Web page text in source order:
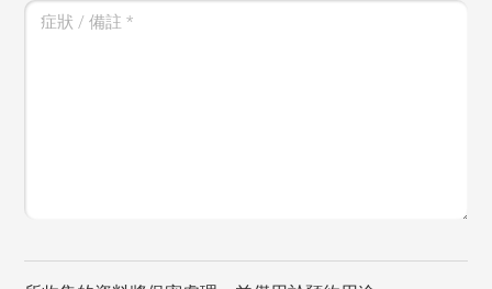
症狀 / 備註*